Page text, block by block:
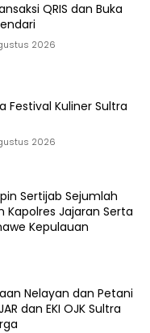
QRIS dan Buka
2026
Festival Kuliner Sultra
2026
Sertijab Sejumlah
Kapolres Jajaran Serta
Kepulauan
Nelayan dan Petani
dan EKI OJK Sultra